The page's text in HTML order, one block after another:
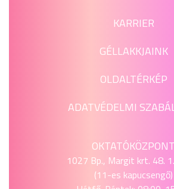
KARRIER
GÉLLAKKJAINK
OLDALTÉRKÉP
ADATVÉDELMI
OKTATÓKÖZPONT
1027 Bp., Margit krt. 48.
(11-es kapucsengő)